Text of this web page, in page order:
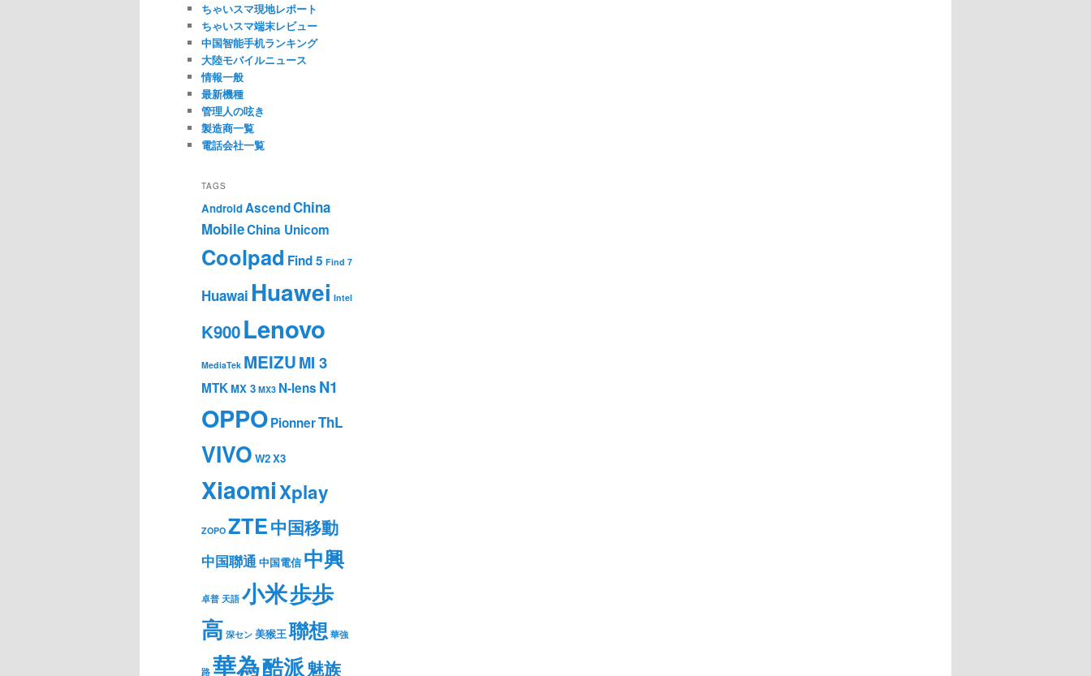
ちゃいスマ現地レポート
ちゃいスマ端末レビュー
中国智能手机ランキング
大陸モバイルニュース
情報一般
最新機種
管理人の呟き
製造商一覧
電話会社一覧
TAGS
AndroidAscendChina
MobileChina Unicom
Coolpad Find 5 Find 7
Huawai Huawei Intel
K900Lenovo
MediaTek MEIZUMI 3
MTKMX 3 MX3 N-lens N1
OPPOPionnerThL
VIVO W2X3
XiaomiXplay
ZOPO ZTE中国移動
中国聯通 中国電信 中興
卓普 天語 小米歩歩
高 深セン 美猴王聯想 華強
路 華為酷派魅族